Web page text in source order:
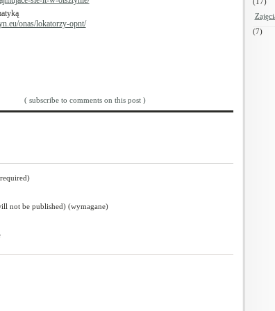
onas/lokatorzy-opnt/
( subscribe to comments on this post )
not be published) (wymagane)
(7)